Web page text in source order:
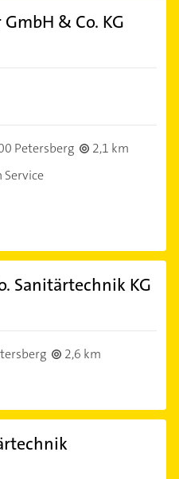
& Co. KG
Petersberg
2,1 km
Service
Sanitärtechnik KG
2,6 km